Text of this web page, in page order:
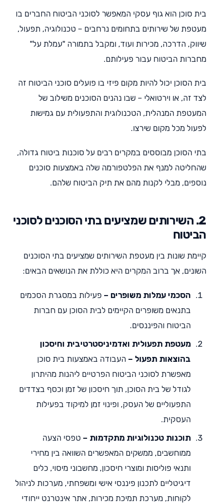
בית סוכן הוא גוף עסקי המאפשר לסוכני הביטוח החברים בו
מעטפת של שירותים בתחומים נרחבים – טכנולוגיה, תפעול,
שיווק, הדרכה, מכירות ועוד, ומקבל בתמורה "עמלת על"
מחברות הביטוח עבור פעילותם.
בית הסוכן יכול להיות מקום פיזי בו פועלים סוכני הביטוח זה
לצד זה, או וירטואלי – שבו נהנים הסוכנים משילוב של
המעטפת המנהלית, הטכנולוגית והתפעולית עם גמישות
לפעול מכל מקום שירצו.
בתי הסוכן מבוססים במקרים רבים על סוכנות ביטוח גדולה,
שהחליטה למנף את הפלטפורמה שלה באמצעות סוכנים
נוספים, מבלי לקנות מהם את תיק הביטוח שלהם.
2. השירותים שמציעים בתי הסוכנים לסוכני
הביטוח
קיימת שונות בין מעטפת השירותים שמציעים בתי הסוכנים
השונים, אך ברוב המקרים היא כוללת את הנושאים הבאים:
הסכמי עמלות משופרים – פעילות במסגרת הסכמים
בתנאים משופרים הקיימים לבית הסוכן עם חברות
הביטוח והפיננסים.
מעטפת תפעולית ואדמיניסטרטיבית וחיסכון
בהוצאות תפעול – העבודה באמצעות בית סוכן
מאפשרת לסוכני הביטוח הפרטיים ליהנות מהיתרון
לגודל של בית הסוכן, תוך חיסכון של זמן וכסף בצדדים
התפעוליים של העסק, ופינוי זמן למיקוד בפעילות
העסקית.
תוכנות טכנולוגיות מתקדמות – טפסי הצעה
ממוחשבים, ממשקים המאפשרים השוואה בין מחירי
ותנאי פוליסות ומוצרי חיסכון, מחשבוני מיסוי, כלים
דיגיטליים לתכנון פיננסי אישי ומשפחתי, מערכות לניהול
לקוחות, מערכת תמיכת מכירות, אתר אינטרנט ייחודי